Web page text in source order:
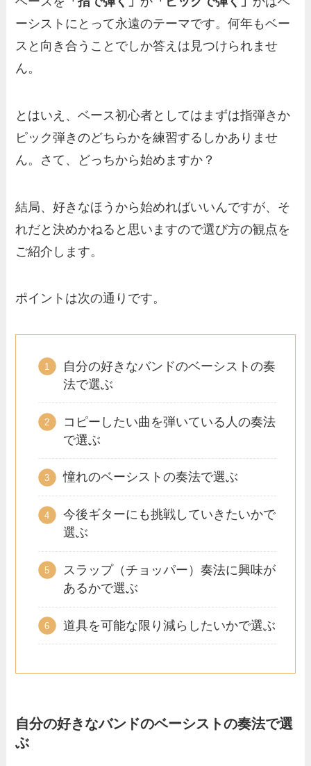
ーシストにとって永遠のテーマです。何年もベー
スと向き合うことでしか答えは見つけられませ
ん。
とはいえ、ベース初心者としてはまずは指弾きか
ピック弾きのどちらかを練習するしかありませ
ん。さて、どっちから始めますか？
結局、好きなほうから始めればいいんですが、そ
れだと決めかねると思いますので選び方の観点を
ご紹介します。
ポイントは次の通りです。
自分の好きなバンドのベーシストの奏
法で選ぶ
コピーしたい曲を弾いている人の奏法
で選ぶ
憧れのベーシストの奏法で選ぶ
今後ギターにも挑戦していきたいかで
選ぶ
スラップ（チョッパー）奏法に興味が
あるかで選ぶ
道具を可能な限り減らしたいかで選ぶ
自分の好きなバンドのベーシストの奏法で選
ぶ